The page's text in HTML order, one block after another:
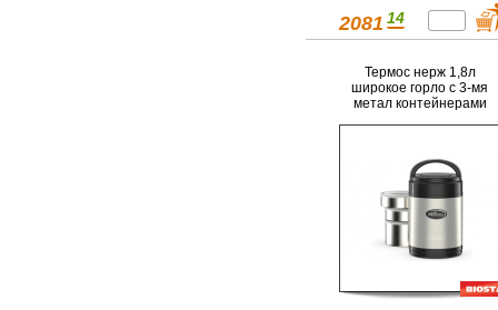
2081 14
Термос нерж 1,8л
широкое горло с 3-мя
метал контейнерами